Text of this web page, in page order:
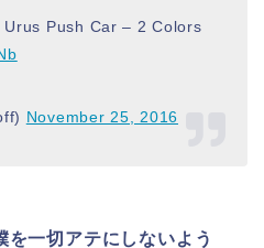
Push Car – 2 Colors
November 25, 2016
を一切アテにしないよう